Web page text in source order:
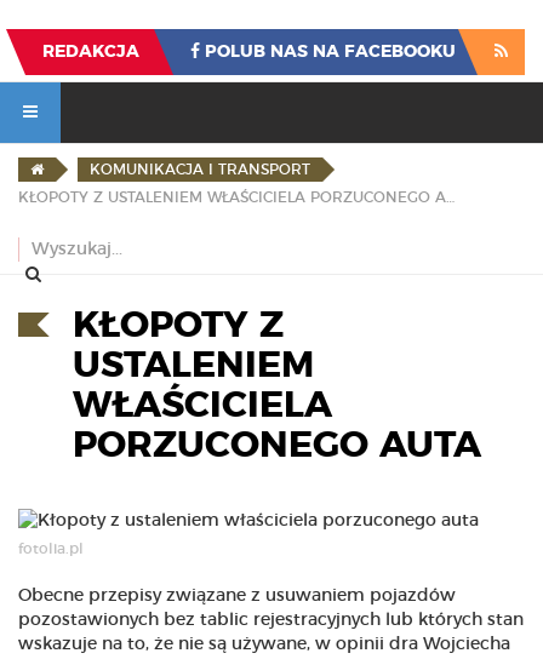
REDAKCJA POLUB NAS NA FACEBOOKU
KOMUNIKACJA I TRANSPORT
KŁOPOTY Z
USTALENIEM
WŁAŚCICIELA
PORZUCONEGO AUTA
fotolia.pl
Obecne przepisy związane z usuwaniem pojazdów
pozostawionych bez tablic rejestracyjnych lub których stan
wskazuje na to, że nie są używane, w opinii dra Wojciecha